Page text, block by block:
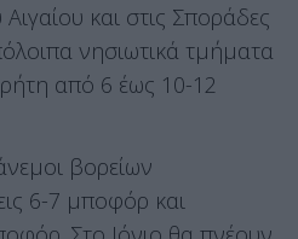
και στις Σποράδες
νησιωτικά τμήματα
από 6 έως 10-12
βορείων
6-7 μποφόρ και